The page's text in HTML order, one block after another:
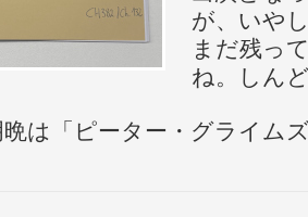
が、いや
まだ残っ
ね。しん
は「ピーター・グライム